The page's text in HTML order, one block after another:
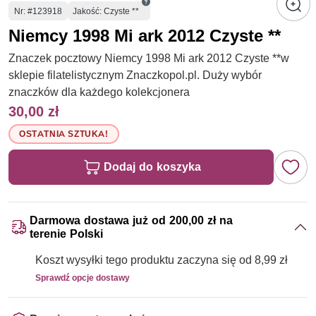
Numer
Nr: #123918 Jakość: Czyste **
Niemcy 1998 Mi ark 2012 Czyste **
Znaczek pocztowy Niemcy 1998 Mi ark 2012 Czyste **w
sklepie filatelistycznym Znaczkopol.pl. Duży wybór
znaczków dla każdego kolekcjonera
30,00 zł
OSTATNIA SZTUKA!
Dodaj do koszyka
Darmowa dostawa już od 200,00 zł na
terenie Polski
Koszt wysyłki tego produktu zaczyna się od 8,99 zł
Sprawdź opcje dostawy